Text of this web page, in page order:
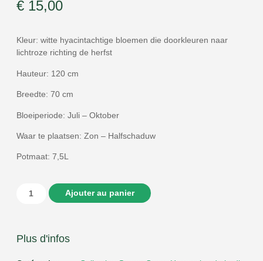
€ 15,00
Kleur: witte hyacintachtige bloemen die doorkleuren naar
lichtroze richting de herfst
Hauteur: 120 cm
Breedte: 70 cm
Bloeiperiode: Juli – Oktober
Waar te plaatsen: Zon – Halfschaduw
Potmaat: 7,5L
Ajouter au panier
Plus d'infos